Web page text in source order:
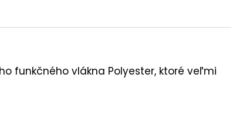
funkčného vlákna Polyester, ktoré veľmi